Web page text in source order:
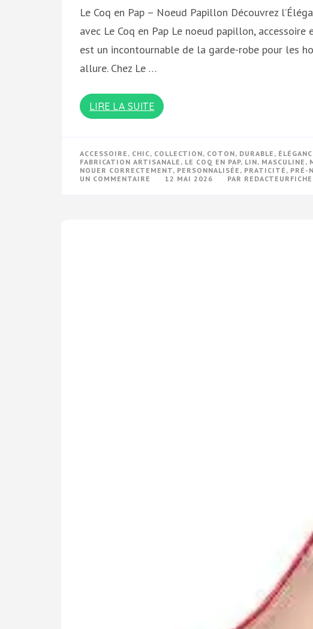
Le Coq en Pap – Noeud Papillon Découvrez
avec Le Coq en Pap Le noeud papillon, accessoire
est un incontournable de la garde-robe pour les
allure. Chez Le …
LIRE LA SUITE
ACCESSOIRE , CHIC, COLLECTION, COTON, DURABLE ,
FABRICATION ARTISANALE , LE COQ EN PAP, LIN, MASCULINE ,
NOUER CORRECTEMENT, PERSONNALISÉE , PRATICITÉ , PRÉ-
UN COMMENTAIRE
SUR12 MAI 2026 PAR